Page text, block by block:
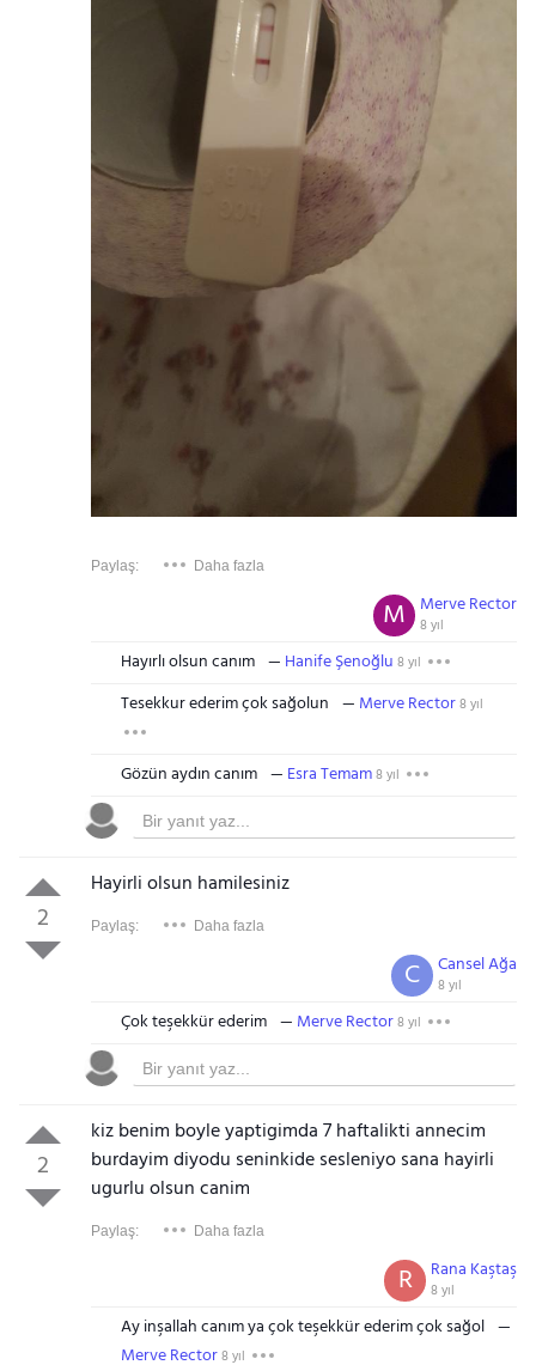
Paylaş: Daha fazla
Merve Rector
8 yıl
M
Hayırlı olsun canım Hanife Şenoğlu 8 yıl
Tesekkur ederim çok sağolun Merve Rector8 yıl
Gözün aydın canım Esra Temam8 yıl
2
Hayirli olsun hamilesiniz
Paylaş: Daha fazla
Cansel Ağa
8 yıl
C
Çok teşekkür ederim Merve Rector8 yıl
2
kiz benim boyle yaptigimda 7 haftalikti annecim
burdayim diyodu seninkide sesleniyo sana hayirli
ugurlu olsun canim
Paylaş: Daha fazla
Rana Kaştaş
8 yıl
R
Ay inşallah canım ya çok teşekkür ederim çok sağol
Merve Rector8 yıl